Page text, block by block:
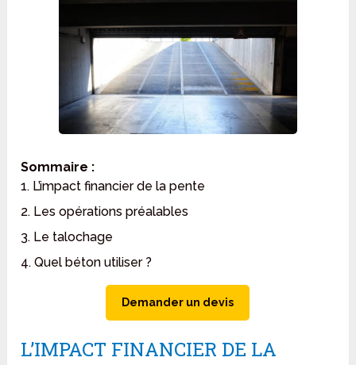
Sommaire :
1. L’impact financier de la pente
2. Les opérations préalables
3. Le talochage
4. Quel béton utiliser ?
Demander un devis
L’IMPACT FINANCIER DE LA